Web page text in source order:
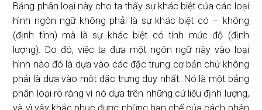
Bảng phân loại này cho ta thấy sự khác biệt của các loại
hình ngôn ngữ không phải là sự khác biệt có – không
(định tính) mà là sự khác biệt có tính mức độ (định
lượng). Do đó, việc ta đưa một ngôn ngữ này vào loại
hình nào đó là dựa vào các đặc trưng cơ bản chứ không
phải là dựa vào một đặc trưng duy nhất. Nó là một bảng
phân loại rõ ràng vì nó dựa trên những cứ liệu định lượng,